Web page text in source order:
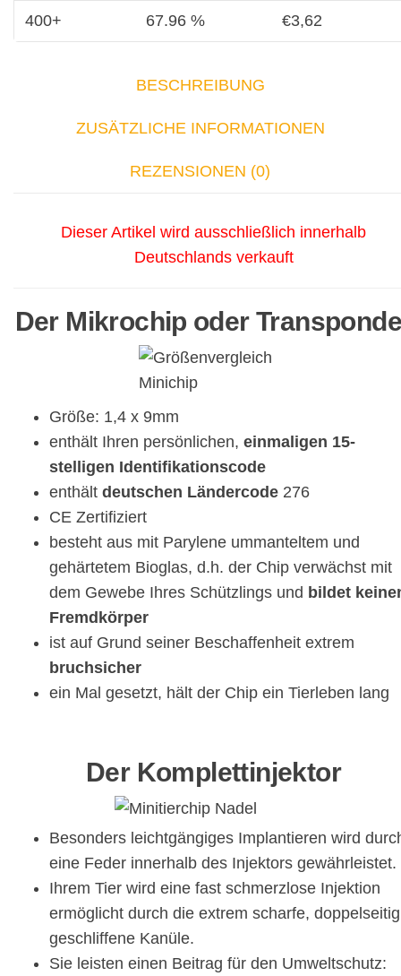
400+ 67.96 % €3,62
BESCHREIBUNG
ZUSÄTZLICHE INFORMATIONEN
REZENSIONEN (0)
Dieser Artikel wird ausschließlich innerhalb
Deutschlands verkauft
Der Mikrochip oder
Größe: 1,4 x 9mm
enthält Ihren persönlichen, einmaligen 15-
stelligen Identifikationscode
enthält deutschen Ländercode 276
CE Zertifiziert
besteht aus mit Parylene ummanteltem und
gehärtetem Bioglas, d.h. der Chip verwächst mit
dem Gewebe Ihres Schützlings und bildet
Fremdkörper
ist auf Grund seiner Beschaffenheit extrem
bruchsicher
ein Mal gesetzt, hält der Chip ein Tierleben lang
Der Komplettinjektor
Besonders leichtgängiges Implantieren wird
eine Feder innerhalb des Injektors gewährleistet.
Ihrem Tier wird eine fast schmerzlose Injektion
ermöglicht durch die extrem scharfe, doppelseitig
geschliffene Kanüle.
Sie leisten einen Beitrag für den Umweltschutz: